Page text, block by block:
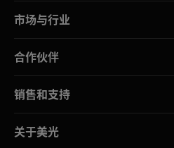
市场与行业
合作伙伴
销售和支持
关于美光